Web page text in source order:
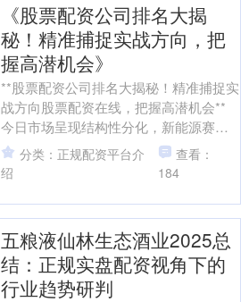
《股票配资公司排名大揭
秘！精准捕捉实战方向，把
握高潜机会》
**股票配资公司排名大揭秘！精准捕捉实
战方向股票配资在线，把握高潜机会**
今日市场呈现结构性分化，新能源赛道
与AI算力概念强势领涨，而传统消费板
块受资金虹吸效....
分类：正规配资平台介
绍
查看：
184
五粮液仙林生态酒业2025总
结：正规实盘配资视角下的
行业趋势研判